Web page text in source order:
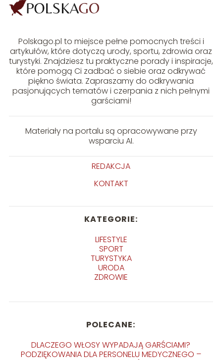
Polskago.pl to miejsce pełne pomocnych treści i
artykułów, które dotyczą urody, sportu, zdrowia oraz
turystyki. Znajdziesz tu praktyczne porady i inspiracje,
które pomogą Ci zadbać o siebie oraz odkrywać
piękno świata. Zapraszamy do odkrywania
pasjonujących tematów i czerpania z nich pełnymi
garściami!
Materiały na portalu są opracowywane przy
wsparciu AI.
REDAKCJA
KONTAKT
KATEGORIE:
LIFESTYLE
SPORT
TURYSTYKA
URODA
ZDROWIE
POLECANE:
DLACZEGO WŁOSY WYPADAJĄ GARŚCIAMI?
PODZIĘKOWANIA DLA PERSONELU MEDYCZNEGO –